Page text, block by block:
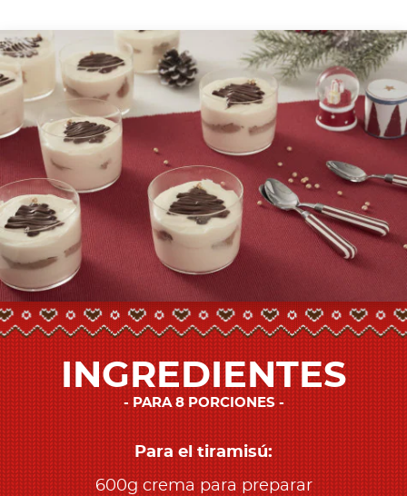
INGREDIENTES
PARA 8 PORCIONES
Para el tiramisú:
600g crema para preparar